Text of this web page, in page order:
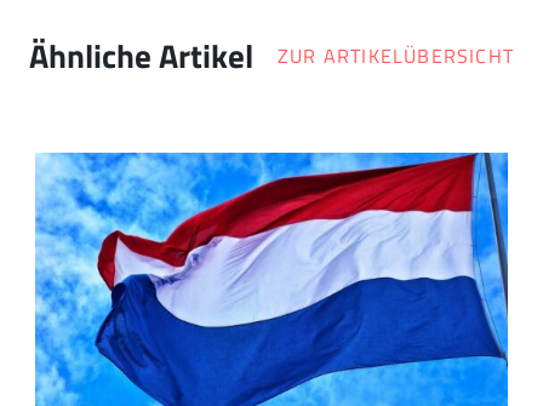
Ähnliche Artikel ZUR ARTIKELÜBERSICHT